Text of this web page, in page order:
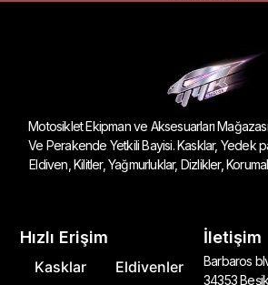
Motosiklet Ekipman ve Aksesuarları
Ve Perakende Yetkili Bayisi. Kasklar, Yedek
Eldiven, Kilitler, Yağmurluklar, Dizlikler,
Hızlı Erişim
Kasklar Eldivenler
İletişim
Barbaros
34353